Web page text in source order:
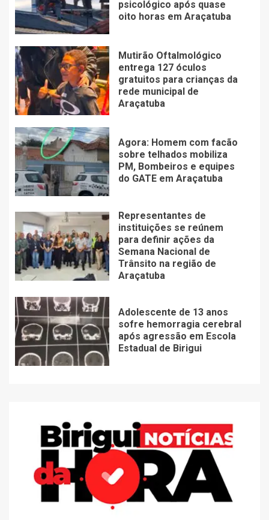
psicológico após quase
oito horas em Araçatuba
Mutirão Oftalmológico
entrega 127 óculos
gratuitos para crianças da
rede municipal de
Araçatuba
Agora: Homem com facão
sobre telhados mobiliza
PM, Bombeiros e equipes
do GATE em Araçatuba
Representantes de
instituições se reúnem
para definir ações da
Semana Nacional de
Trânsito na região de
Araçatuba
Adolescente de 13 anos
sofre hemorragia cerebral
após agressão em Escola
Estadual de Birigui